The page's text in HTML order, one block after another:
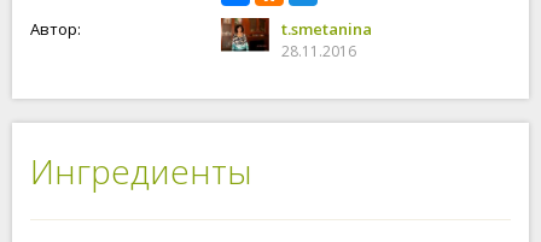
Автор:
t.smetanina
28.11.2016
Ингредиенты